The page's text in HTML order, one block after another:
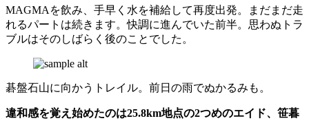
MAGMAを飲み、手早く水を補給して再度出発。まだまだ走
れるパートは続きます。快調に進んでいた前半。思わぬトラ
ブルはそのしばらく後のことでした。
碁盤石山に向かうトレイル。前日の雨でぬかるみも。
違和感を覚え始めたのは25.8km地点の2つめのエイド、笹暮